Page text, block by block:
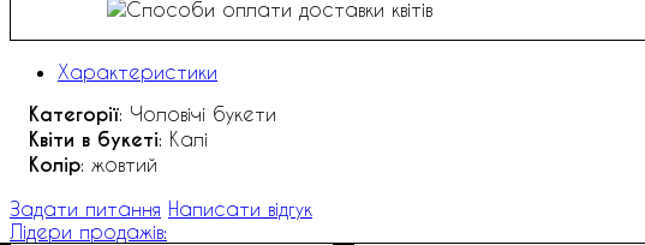
Характеристики
Категорії: Чоловічі букети
Квіти в букеті: Калі
Колір: жовтий
Задати питання Написати відгук
Лідери продажів: